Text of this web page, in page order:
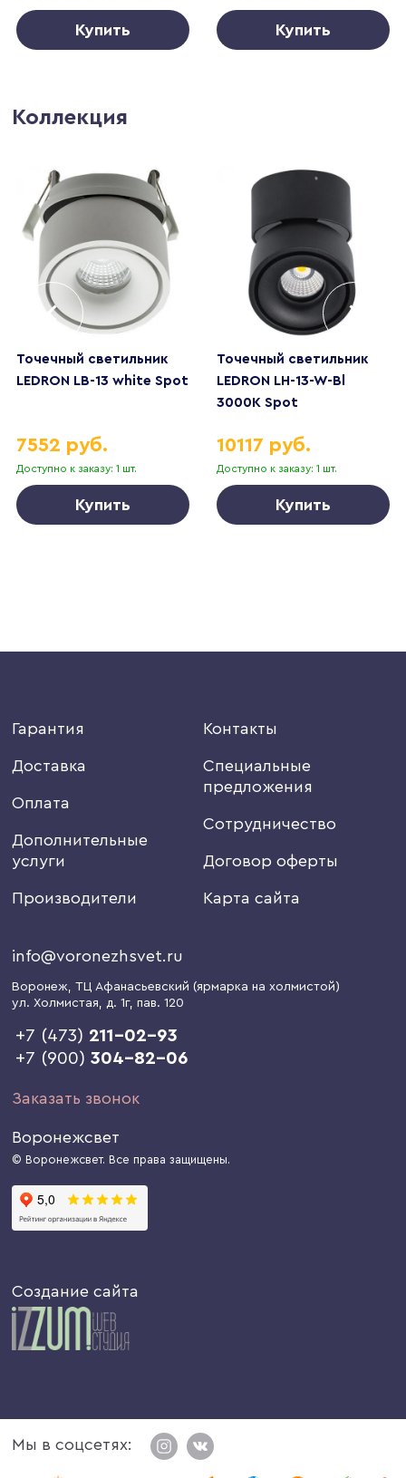
Купить Купить
Коллекция
Точечный светильник
LEDRON LB-13 white Spot
Доступно к заказу: 1 шт.
7552 руб.
Купить
Точечный светильник
LEDRON LH-13-W-Bl
3000K Spot
Доступно к заказу: 1 шт.
10117 руб.
Купить
Гарантия
Доставка
Оплата
Дополнительные
услуги
Производители
Контакты
Специальные
предложения
Сотрудничество
Договор оферты
Карта сайта
info@voronezhsvet.ru
Воронеж, ТЦ Афанасьевский (ярмарка на холмистой)
ул. Холмистая, д. 1г, пав. 120
+7 (473) 211-02-93
+7 (900)304-82-06
Заказать звонок
Воронежсвет
© Воронежсвет. Все права защищены.
Создание сайта
Мы в соцсетях: